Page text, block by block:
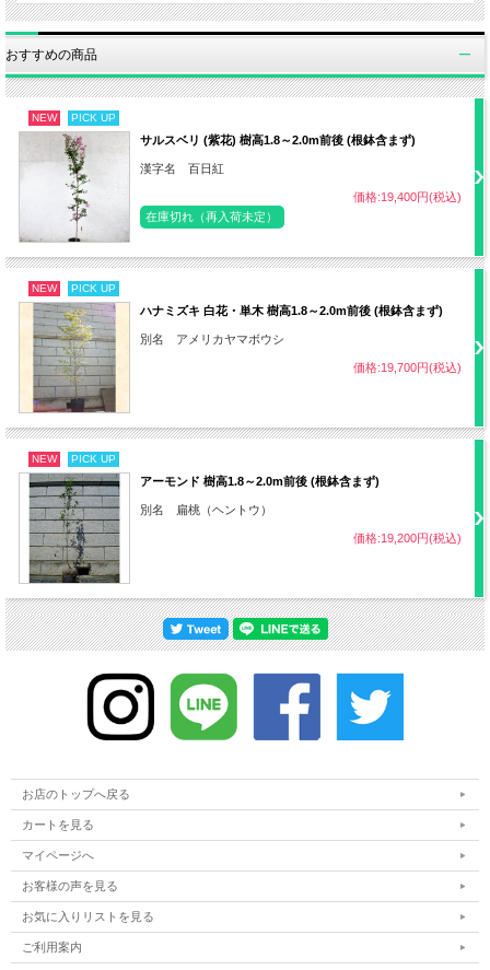
日照 日なた
用土
・赤玉土6：腐葉土3：川砂1の割合
・水はけの良い肥沃な土壌
水やり
・植え付け直後または鉢植えの場合は土
を除く）
肥料
剪定
ポット径
病気 特になし
害虫
アブラムシ類、カミキリムシの幼虫、コウ
モリガなど
その他
・移植不向き
・中国原産
おすすめの商品
NEW PICK UP
サルスベリ (紫花) 樹高1.8～2.0m前後 (根鉢含まず)
漢字名 百日紅
価格:19,400円(税込)
在庫切れ（再入荷未定）
NEW PICK UP
ハナミズキ 白花・単木 樹高1.8～2.0m前後 (根鉢含まず)
別名 アメリカヤマボウシ
価格:19,700円(税込)
NEW PICK UP
アーモンド 樹高1.8～2.0m前後 (根鉢含まず)
別名 扁桃（ヘントウ）
価格:19,200円(税込)
お店のトップへ戻る
カートを見る
マイページへ
お客様の声を見る
お気に入りリストを見る
ご利用案内